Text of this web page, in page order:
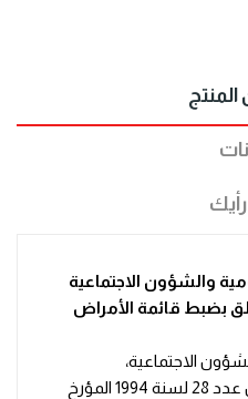
والشؤون الاجتماعية
10 جانفي 1995 يتعلق بضبط قائمة الأمراض
الاجتماعية،
بعد الاطلاع على أحكام القانون عدد 28 لسنة 1994 المؤرخ